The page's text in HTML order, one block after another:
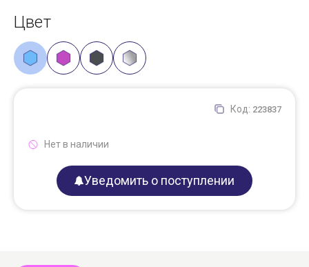
Цвет
Код: 223837
Нет в наличии
Уведомить о поступлении